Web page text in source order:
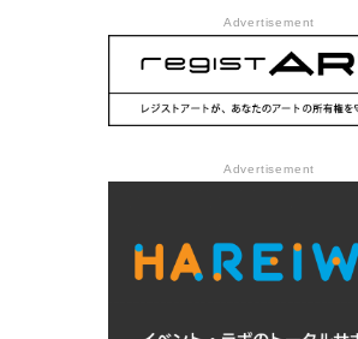
Advertisement
Advertisement